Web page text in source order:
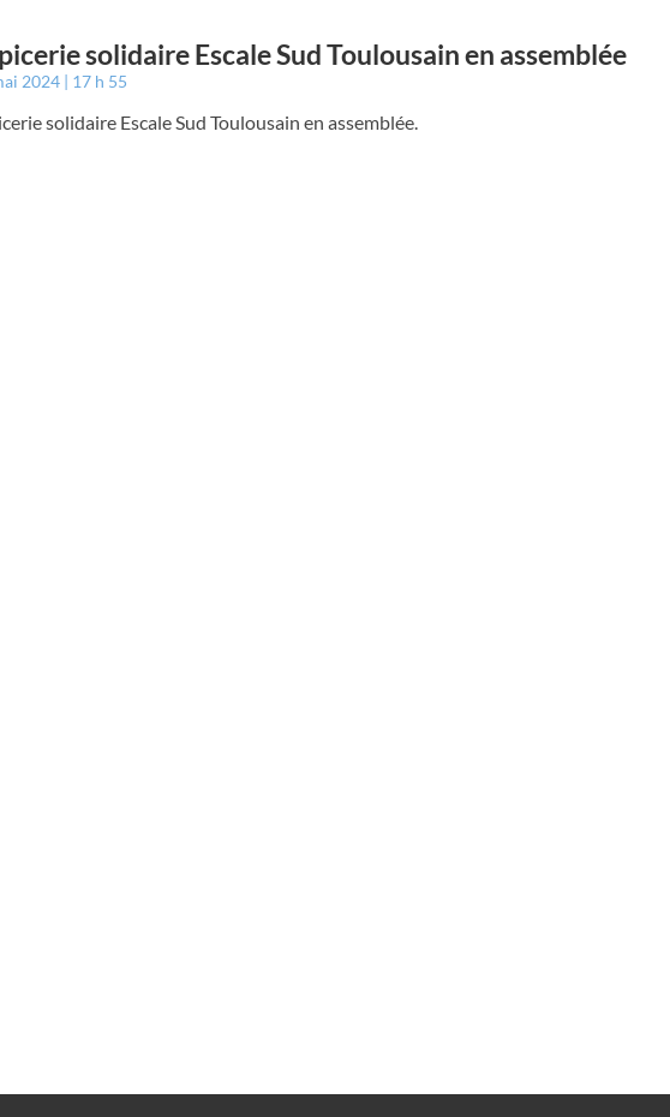
solidaire Escale Sud Toulousain en assemblée
2024 17 h 55
solidaire Escale Sud Toulousain en assemblée.